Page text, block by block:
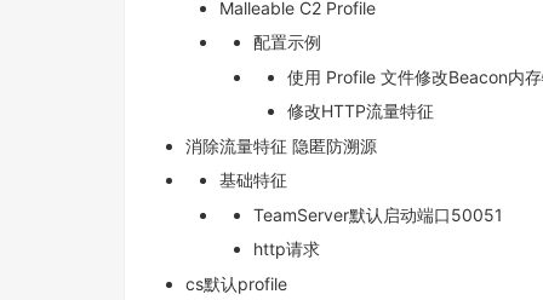
Malleable C2 Profile
配置示例
使用 Profile 文件修改Beacon内
修改HTTP流量特征
消除流量特征 隐匿防溯源
基础特征
TeamServer默认启动端口50051
http请求
cs默认profile